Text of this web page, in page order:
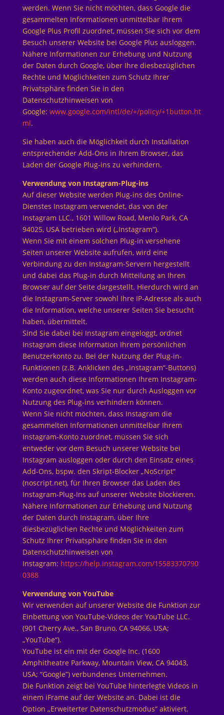
werden. Wenn Sie nicht möchten, dass Google die
gesammelten Informationen unmittelbar Ihrem
Google Plus Profil zuordnet, müssen Sie sich vor dem
Besuch unserer Website bei Google Plus ausloggen.
Nähere Informationen zur Erhebung und Nutzung
der Daten durch Google, über Ihre diesbezüglichen
Rechte und Möglichkeiten zum Schutz Ihrer
Privatsphäre finden Sie in den
Datenschutzhinweisen von
Google: www.google.com/intl/de/+/policy/+1button.ht
ml.
Sie haben auch die Möglichkeit durch Installation
entsprechender Add-Ons in Ihrem Browser, das
Laden der Google Plug-ins zu verhindern.
Verwendung von Instagram-Plug-ins
Auf dieser Website werden Plug-ins des Online-
Dienstes Instagram verwendet, das von der
Instagram LLC., 1601 Willow Road, Menlo Park, CA
94025, USA betrieben wird („Instagram“).
Wenn Sie mit einem solchen Plug-in versehene
Seiten unserer Website aufrufen, wird eine
Verbindung zu den Instagram-Servern hergestellt
und dabei das Plug-in durch Mitteilung an Ihren
Browser auf der Seite dargestellt. Hierdurch wird an
die Instagram-Server sowohl Ihre IP-Adresse als auch
die Information, welche unserer Seiten Sie besucht
haben, übermittelt.
Sind Sie dabei bei Instagram eingeloggt, ordnet
Instagram diese Information Ihrem persönlichen
Benutzerkonto zu. Bei der Nutzung der Plug-in-
Funktionen (z.B. Anklicken des „Instagram“-Buttons)
werden auch diese Informationen Ihrem Instagram-
Konto zugeordnet, was Sie nur durch Ausloggen vor
Nutzung des Plug-ins verhindern können.
Wenn Sie nicht möchten, dass Instagram die
gesammelten Informationen unmittelbar Ihrem
Instagram-Konto zuordnet, müssen Sie sich
entweder vor dem Besuch unserer Website bei
Instagram ausloggen oder durch den Einsatz eines
Add-Ons, bspw. den Skript-Blocker „NoScript“
(noscript.net), für Ihren Browser das Laden des
Instagram-Plug-Ins auf unserer Website blockieren.
Nähere Informationen zur Erhebung und Nutzung
der Daten durch Instagram, über Ihre
diesbezüglichen Rechte und Möglichkeiten zum
Schutz Ihrer Privatsphäre finden Sie in den
Datenschutzhinweisen von
Instagram: https://help.instagram.com/15583370790
0388
Verwendung von YouTube
Wir verwenden auf unserer Website die Funktion zur
Einbettung von YouTube-Videos der YouTube LLC.
(901 Cherry Ave., San Bruno, CA 94066, USA;
„YouTube“).
YouTube ist ein mit der Google Inc. (1600
Amphitheatre Parkway, Mountain View, CA 94043,
USA; “Google”) verbundenes Unternehmen.
Die Funktion zeigt bei YouTube hinterlegte Videos in
einem iFrame auf der Website an. Dabei ist die
Option „Erweiterter Datenschutzmodus“ aktiviert.